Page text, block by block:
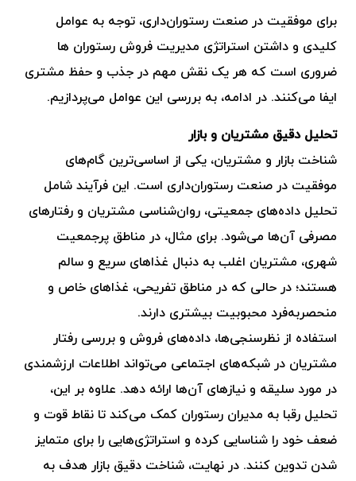
برای موفقیت در صنعت رستوران‌داری، توجه به عوامل
کلیدی و داشتن استراتژی مدیریت فروش رستوران ها
ضروری است که هر یک نقش مهم در جذب و حفظ مشتری
ایفا می‌کنند. در ادامه، به بررسی این عوامل می‌پردازیم.
تحلیل دقیق مشتریان و بازار
شناخت بازار و مشتریان، یکی از اساسی‌ترین گام‌های
موفقیت در صنعت رستوران‌داری است. این فرآیند شامل
تحلیل داده‌های جمعیتی، روان‌شناسی مشتریان و رفتارهای
مصرفی آن‌ها می‌شود. برای مثال، در مناطق پرجمعیت
شهری، مشتریان اغلب به دنبال غذاهای سریع و سالم
هستند؛ در حالی که در مناطق تفریحی، غذاهای خاص و
منحصربه‌فرد محبوبیت بیشتری دارند.
استفاده از نظرسنجی‌ها، داده‌های فروش و بررسی رفتار
مشتریان در شبکه‌های اجتماعی می‌تواند اطلاعات ارزشمندی
در مورد سلیقه و نیازهای آن‌ها ارائه دهد. علاوه بر این،
تحلیل رقبا به مدیران رستوران کمک می‌کند تا نقاط قوت و
ضعف خود را شناسایی کرده و استراتژی‌هایی را برای متمایز
شدن تدوین کنند. در نهایت، شناخت دقیق بازار هدف به